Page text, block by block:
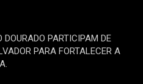
DOURADO PARTICIPAM DE
PARA FORTALECER A